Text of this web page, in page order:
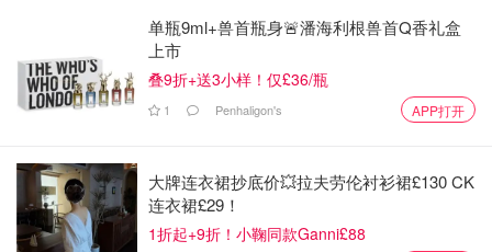
可由生物降解的洗发水和香皂：可生物降解的洗发水和香皂
使用时，需注意。请记住-即使是可生物降解的产品，也需
带儿童露营
尿片和湿巾：仅需带旅行够用的尿片和湿巾（加上一些备用
单瓶9ml+兽首瓶身🚨潘海利根兽首Q香礼盒
上市
叠9折+送3小样！仅£36/瓶
1 Penhaligon's APP打开
大牌连衣裙抄底价💥拉夫劳伦衬衫裙£130 CK
连衣裙£29！
1折起+9折！小鞠同款Ganni£88